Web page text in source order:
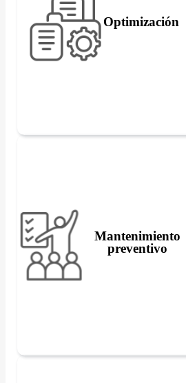
Optimización
Mantenimiento
preventivo